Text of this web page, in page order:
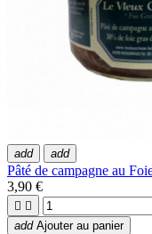
add add
Pâté de campagne au
3,90 €
 
add Ajouter au panier